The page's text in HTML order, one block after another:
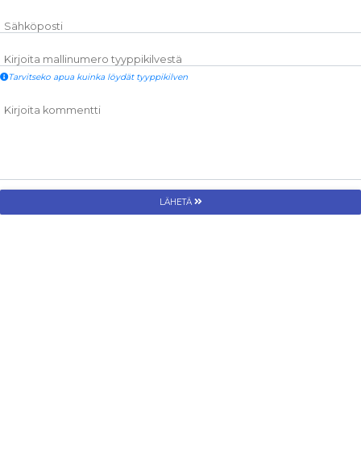
Sähköposti
Kirjoita mallinumero tyyppikilvestä
Tarvitseko apua kuinka löydät tyyppikilven
Kirjoita kommentti
LÄHETÄ